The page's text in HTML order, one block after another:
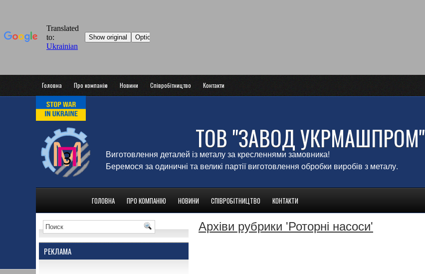
Головна Про компанію Новини Співробітництво Контакти
ТОВ "ЗАВОД УКРМАШПРОМ"
Виготовлення деталей із металу за кресленнями замовника!
Беремося за одиничні та великі партії виготовлення обробки виробів з металу.
ГОЛОВНА ПРО КОМПАНІЮ НОВИНИ СПІВРОБІТНИЦТВО КОНТАКТИ
РЕКЛАМА
Архіви рубрики 'Роторні насоси'